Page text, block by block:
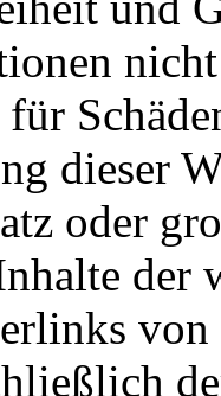
dieser
oder
der
von